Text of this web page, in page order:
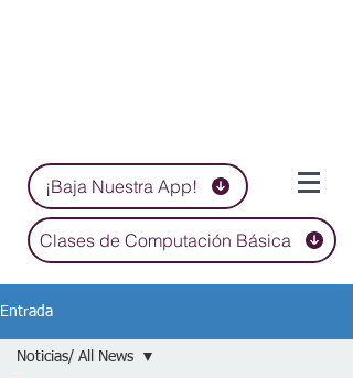
¡Baja Nuestra App!
Clases de Computación Básica
Entrada
Noticias/ All News